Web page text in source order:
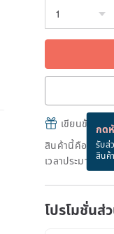
กด
รับส่
สินค้
เขียนข้อคว
สินค้านี้คือ "สินค้
เวลาประมาณ
โปรโมชั่นส่